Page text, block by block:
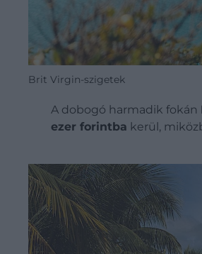
Brit Virgin-szigetek
A dobogó harmadik fokán
ezer forintba kerül,